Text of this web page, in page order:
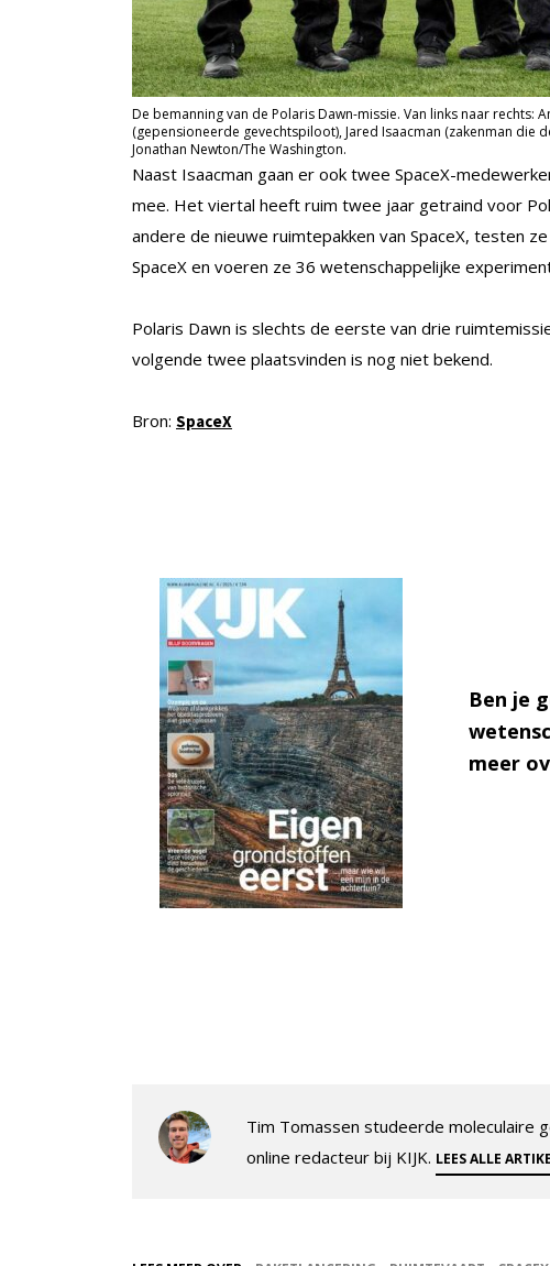
De bemanning van de Polaris Dawn-missie. Van links naar rechts:
(gepensioneerde gevechtspiloot), Jared Isaacman (zakenman die
Jonathan Newton/The Washington.
Naast Isaacman gaan er ook twee SpaceX-
mee. Het viertal heeft ruim twee jaar getraind voor
andere de nieuwe ruimtepakken van SpaceX, testen
SpaceX en voeren ze 36 wetenschappelijke
Polaris Dawn is slechts de eerste van drie
volgende twee plaatsvinden is nog niet bekend.
Bron: SpaceX
Ben je
meer
Tim Tomassen studeerde moleculaire
online redacteur bij KIJK. LEES ALLE